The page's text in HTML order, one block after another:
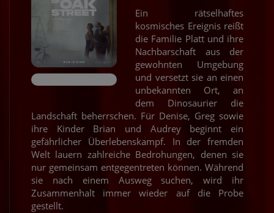
Ein rätselhaftes
kosmisches Ereignis reißt
die Familie Platt und ihre
Nachbarschaft aus der
gewohnten Umgebung
und versetzt sie an einen
unbekannten Ort, an
dem Dinosaurier die
Landschaft beherrschen. Für Denise, Greg sowie
ihre Kinder Brian und Audrey beginnt ein
gefährlicher Überlebenskampf. In der fremden
Welt lauern zahlreiche Bedrohungen, denen sie
nur gemeinsam entgegentreten können. Während
sie nach einem Ausweg suchen, wird ihr
Zusammenhalt immer wieder auf die Probe
gestellt.